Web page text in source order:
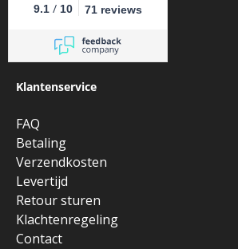
9.1 / 10 71 reviews
Klantenservice
FAQ
Betaling
Verzendkosten
Levertijd
Retour sturen
Klachtenregeling
Contact